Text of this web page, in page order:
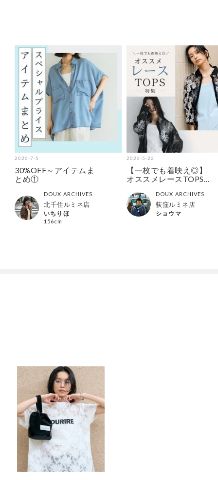
2026-7-5
30%OFF～アイテムま
とめ①
DOUX ARCHIVES
北千住ルミネ店
いちりほ
156cm
2026-5-22
【一枚でも着映え◎】
オススメレースTOPS特
DOUX ARCHIVES
荻窪ルミネ店
ショウマ